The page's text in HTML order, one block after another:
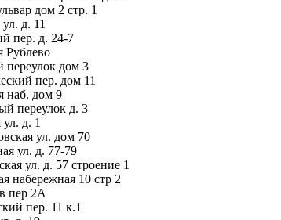
дом 2 стр. 1
д. 11
пер. д. 24-7
Рублево
переулок дом 3
пер. дом 11
наб. дом 9
переулок д. 3
д. 1
ул. дом 70
ул. д. 77-79
ул. д. 57 строение 1
набережная 10 стр 2
пер 2А
пер. 11 к.1